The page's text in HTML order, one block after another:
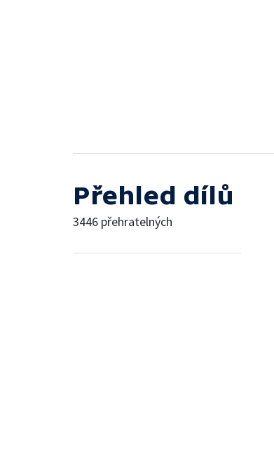
Přehled dílů
3446 přehratelných